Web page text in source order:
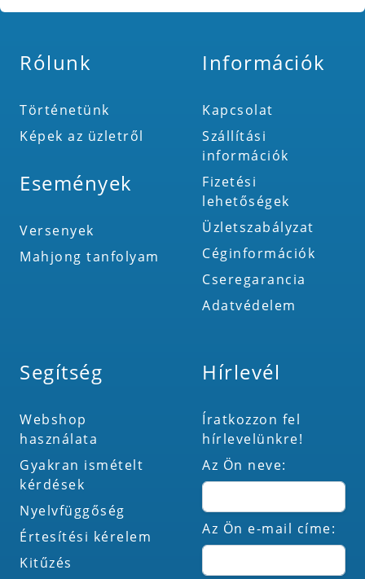
Rólunk
Történetünk
Képek az üzletről
Események
Versenyek
Mahjong tanfolyam
Információk
Kapcsolat
Szállítási
információk
Fizetési
lehetőségek
Üzletszabályzat
Céginformációk
Cseregarancia
Adatvédelem
Segítség
Webshop
használata
Gyakran ismételt
kérdések
Nyelvfüggőség
Értesítési kérelem
Kitűzés
Hírlevél
Íratkozzon fel
hírlevelünkre!
Az Ön neve:
Az Ön e-mail címe: